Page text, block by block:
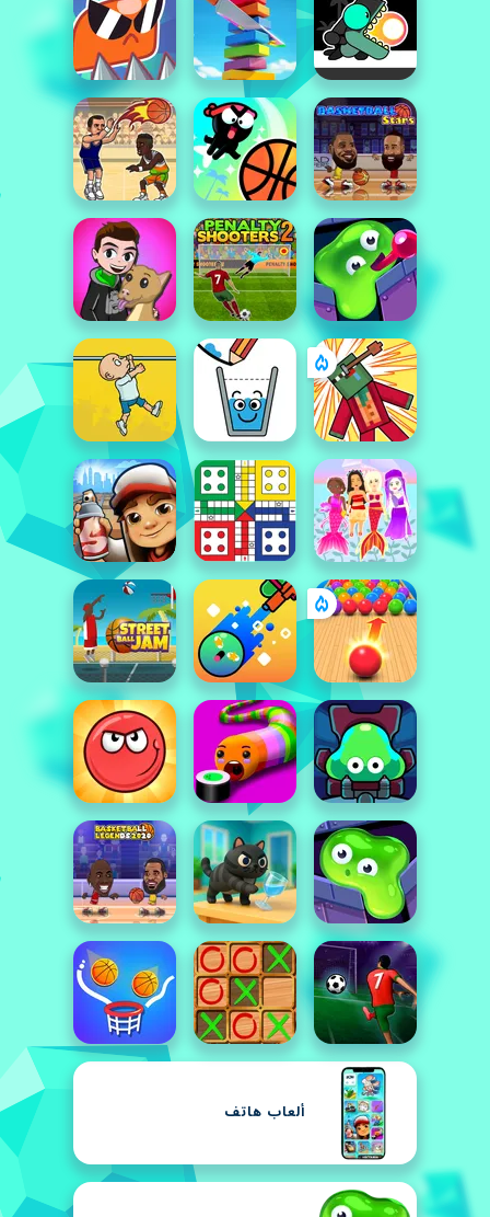
ألعاب هاتف